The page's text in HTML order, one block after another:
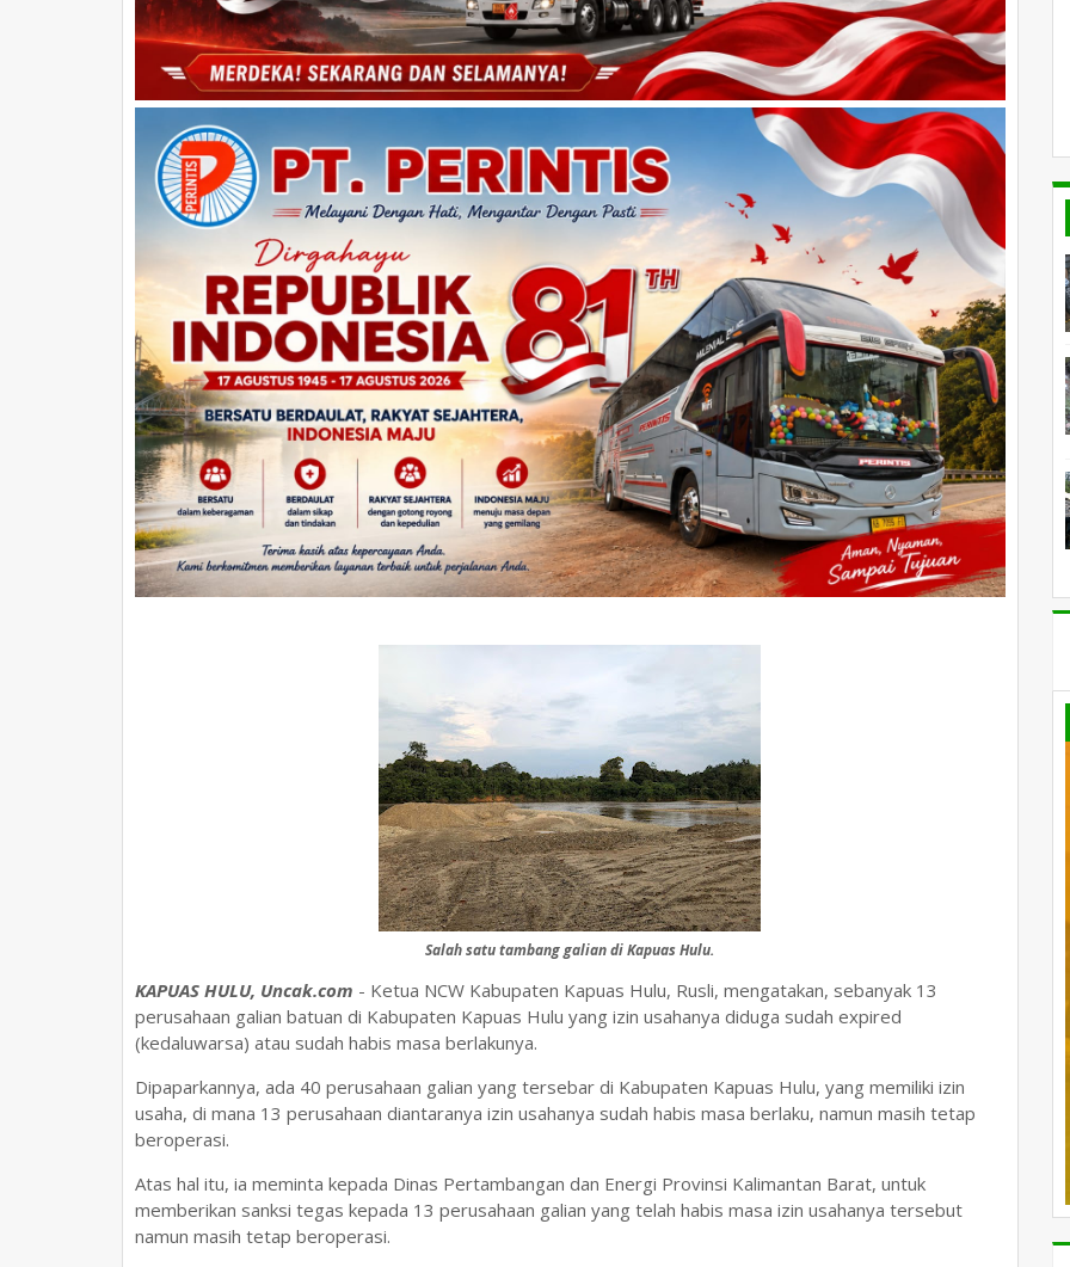
Salah satu tambang galian di Kapuas Hulu.
KAPUAS HULU, Uncak.com - Ketua NCW Kabupaten Kapuas Hulu, Rusli, mengatakan, sebanyak 13
perusahaan galian batuan di Kabupaten Kapuas Hulu yang izin usahanya diduga sudah expired
(kedaluwarsa) atau sudah habis masa berlakunya.
Dipaparkannya, ada 40 perusahaan galian yang tersebar di Kabupaten Kapuas Hulu, yang memiliki izin
usaha, di mana 13 perusahaan diantaranya izin usahanya sudah habis masa berlaku, namun masih tetap
beroperasi.
Atas hal itu, ia meminta kepada Dinas Pertambangan dan Energi Provinsi Kalimantan Barat, untuk
memberikan sanksi tegas kepada 13 perusahaan galian yang telah habis masa izin usahanya tersebut
namun masih tetap beroperasi.